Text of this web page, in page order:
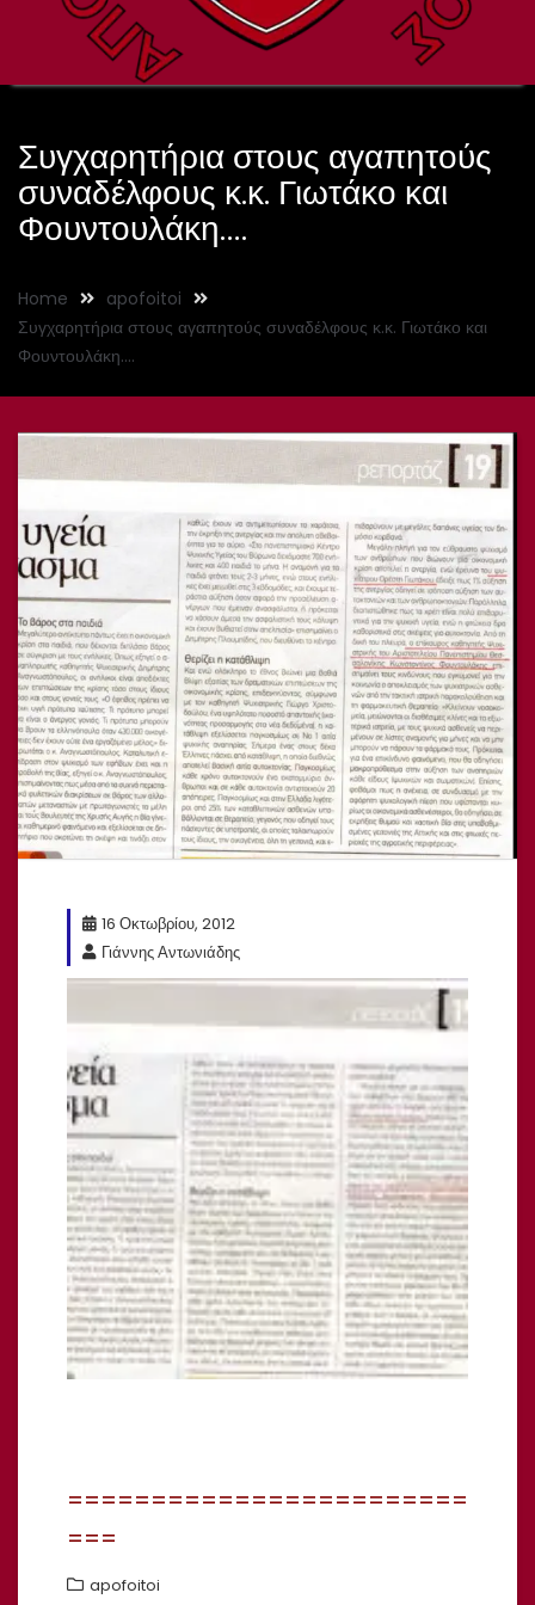
Συγχαρητήρια στους αγαπητούς
συναδέλφους κ.κ. Γιωτάκο και
Φουντουλάκη….
Home
apofoitoi
Συγχαρητήρια στους αγαπητούς συναδέλφους κ.κ. Γιωτάκο και
Φουντουλάκη….
16 Οκτωβρίου, 2012
Γιάννης Αντωνιάδης
========================
===
apofoitoi